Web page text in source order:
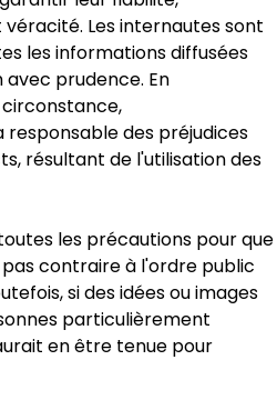
Les internautes sont
les informations diffusées
prudence. En
responsable des préjudices
résultant de l'utilisation des
les précautions pour que
contraire à l'ordre public
si des idées ou images
particulièrement
en être tenue pour